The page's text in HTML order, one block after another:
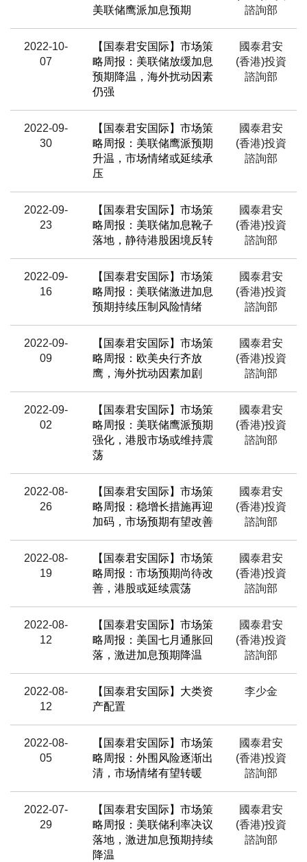
美联储鹰派加息预期
諮詢部
2022-10-
07
【国泰君安国际】市场策
略周报：美联储放缓加息
预期降温，海外扰动因素
仍强
國泰君安
(香港)投資
諮詢部
2022-09-
30
【国泰君安国际】市场策
略周报：美联储鹰派预期
升温，市场情绪或延续承
压
國泰君安
(香港)投資
諮詢部
2022-09-
23
【国泰君安国际】市场策
略周报：美联储加息靴子
落地，静待港股困境反转
國泰君安
(香港)投資
諮詢部
2022-09-
16
【国泰君安国际】市场策
略周报：美联储激进加息
预期持续压制风险情绪
國泰君安
(香港)投資
諮詢部
2022-09-
09
【国泰君安国际】市场策
略周报：欧美央行齐放
鹰，海外扰动因素加剧
國泰君安
(香港)投資
諮詢部
2022-09-
02
【国泰君安国际】市场策
略周报：美联储鹰派预期
强化，港股市场或维持震
荡
國泰君安
(香港)投資
諮詢部
2022-08-
26
【国泰君安国际】市场策
略周报：稳增长措施再迎
加码，市场预期有望改善
國泰君安
(香港)投資
諮詢部
2022-08-
19
【国泰君安国际】市场策
略周报：市场预期尚待改
善，港股或延续震荡
國泰君安
(香港)投資
諮詢部
2022-08-
12
【国泰君安国际】市场策
略周报：美国七月通胀回
落，激进加息预期降温
國泰君安
(香港)投資
諮詢部
2022-08-
12
【国泰君安国际】大类资
产配置
李少金
2022-08-
05
【国泰君安国际】市场策
略周报：外围风险逐渐出
清，市场情绪有望转暖
國泰君安
(香港)投資
諮詢部
2022-07-
29
【国泰君安国际】市场策
略周报：美联储利率决议
落地，激进加息预期持续
降温
國泰君安
(香港)投資
諮詢部